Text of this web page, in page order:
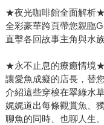
★夜光咖啡館全面解析★
全彩豪華跨頁帶您親臨
直擊各回故事主角與水
★永不止息的療癒情境★
讓愛魚成癡的店長，替
介紹這些穿梭在翠綠水
娓娓道出每條觀賞魚、
聊魚的同時、也聊人生。